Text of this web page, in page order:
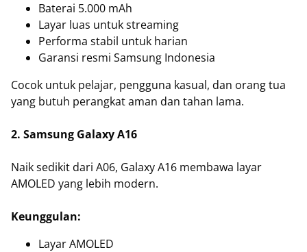
Baterai 5.000 mAh
Layar luas untuk streaming
Performa stabil untuk harian
Garansi resmi Samsung Indonesia
Cocok untuk pelajar, pengguna kasual, dan orang tua
yang butuh perangkat aman dan tahan lama.
2. Samsung Galaxy A16
Naik sedikit dari A06, Galaxy A16 membawa layar
AMOLED yang lebih modern.
Keunggulan:
Layar AMOLED